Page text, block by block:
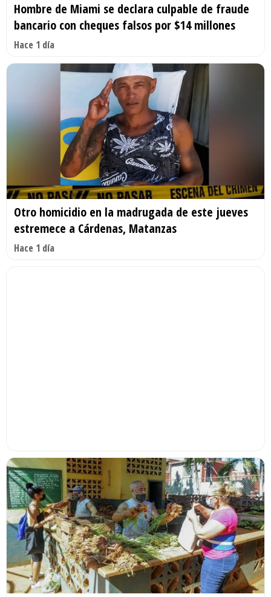
Hombre de Miami se declara culpable de fraude
bancario con cheques falsos por $14 millones
Hace 1 día
Otro homicidio en la madrugada de este jueves
estremece a Cárdenas, Matanzas
Hace 1 día